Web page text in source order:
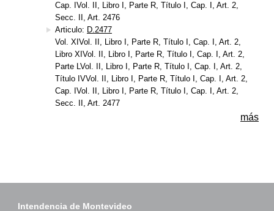
Cap. IVol. II, Libro I, Parte R, Título I, Cap. I, Art. 2,
Secc. II, Art. 2476
Articulo: D.2477
Vol. XIVol. II, Libro I, Parte R, Título I, Cap. I, Art. 2,
Libro XIVol. II, Libro I, Parte R, Título I, Cap. I, Art. 2,
Parte LVol. II, Libro I, Parte R, Título I, Cap. I, Art. 2,
Título IVVol. II, Libro I, Parte R, Título I, Cap. I, Art. 2,
Cap. IVol. II, Libro I, Parte R, Título I, Cap. I, Art. 2,
Secc. II, Art. 2477
más
Intendencia de Montevideo